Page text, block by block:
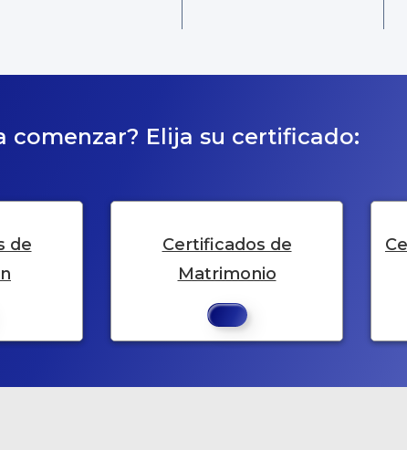
comenzar? Elija su certificado:
de
Certificados de
Matrimonio